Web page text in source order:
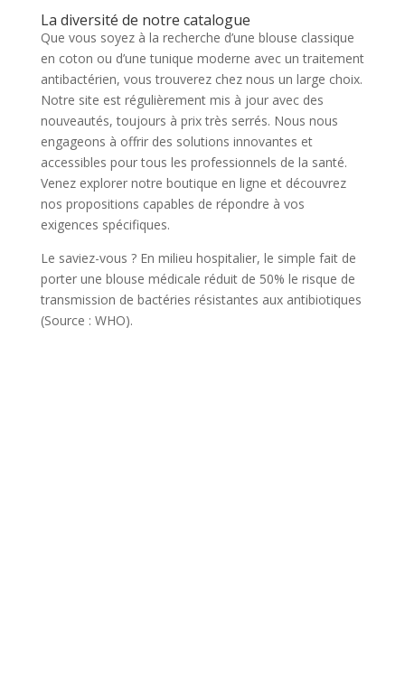
La diversité de notre catalogue
Que vous soyez à la recherche d’une blouse classique
en coton ou d’une tunique moderne avec un traitement
antibactérien, vous trouverez chez nous un large choix.
Notre site est régulièrement mis à jour avec des
nouveautés, toujours à prix très serrés. Nous nous
engageons à offrir des solutions innovantes et
accessibles pour tous les professionnels de la santé.
Venez explorer notre boutique en ligne et découvrez
nos propositions capables de répondre à vos
exigences spécifiques.
Le saviez-vous ? En milieu hospitalier, le simple fait de
porter une blouse médicale réduit de 50% le risque de
transmission de bactéries résistantes aux antibiotiques
(Source : WHO).